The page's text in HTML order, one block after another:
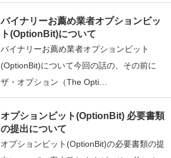
バイナリーお薦め業者オプションビッ
ト(OptionBit)について
バイナリーお薦め業者オプションビット
(OptionBit)について今回の話の、その前に
ザ・オプション（The Opti…
オプションビット(OptionBit) 必要書類
の提出について
オプションビット(OptionBit)の必要書類の提